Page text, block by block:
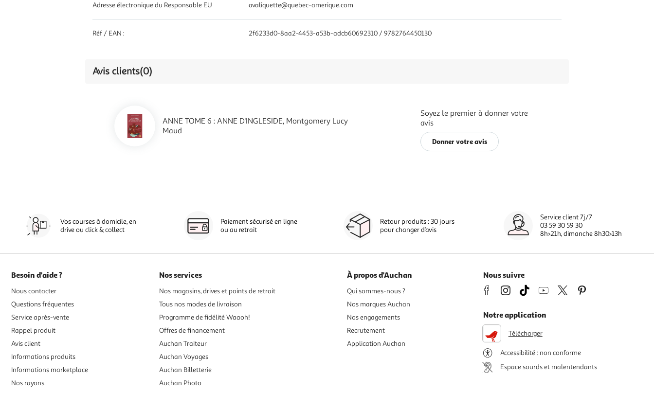
Adresse électronique du Responsable EU
avaliquette@quebec-amerique.com
Réf / EAN : 2f6233d0-8aa2-4453-a53b-adcb60692310 / 9782764450130
Avis clients(0)
ANNE TOME 6 : ANNE D'INGLESIDE, Montgomery Lucy
Maud
Soyez le premier à donner votre
avis
Donner votre avis
Vos courses à domicile, en
drive ou click & collect
Paiement sécurisé en ligne
ou au retrait
Retour produits : 30 jours
pour changer d’avis
Service client 7j/7
03 59 30 59 30
8h>21h, dimanche 8h30>13h
Besoin d'aide ?
Nous contacter
Questions fréquentes
Service après-vente
Rappel produit
Avis client
Informations produits
Informations marketplace
Nos rayons
Nos services
Nos magasins, drives et points de retrait
Tous nos modes de livraison
Programme de fidélité Waaoh!
Offres de financement
Auchan Traiteur
Auchan Voyages
Auchan Billetterie
Auchan Photo
À propos d'Auchan
Qui sommes-nous ?
Nos marques Auchan
Nos engagements
Recrutement
Application Auchan
Nous suivre
Notre application
Télécharger
Accessibilité : non conforme
Espace sourds et malentendants